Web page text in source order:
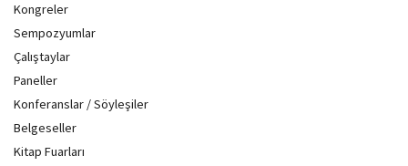
Kongreler
Sempozyumlar
Çalıştaylar
Paneller
Konferanslar / Söyleşiler
Belgeseller
Kitap Fuarları